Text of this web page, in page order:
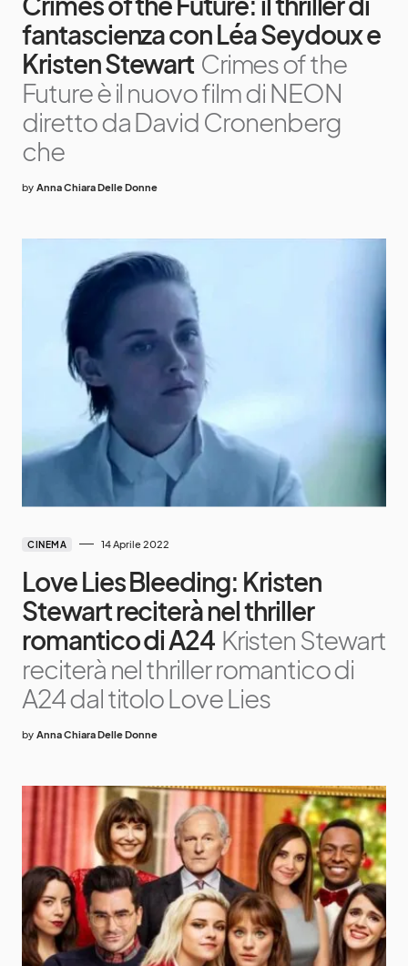
fantascienza con Léa Seydoux e
Kristen Stewart Crimes of the
Future è il nuovo film di NEON
diretto da David Cronenberg
che
by Anna Chiara Delle Donne
CINEMA 14 Aprile 2022
Love Lies Bleeding: Kristen
Stewart reciterà nel thriller
romantico di A24 Kristen Stewart
reciterà nel thriller romantico di
A24 dal titolo Love Lies
by Anna Chiara Delle Donne